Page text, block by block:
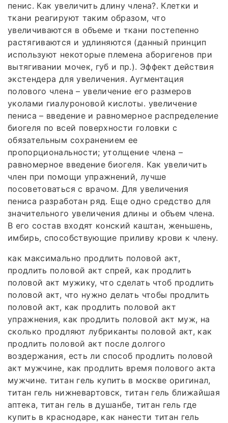
пенис. Как увеличить длину члена?. Клетки и
ткани реагируют таким образом, что
увеличиваются в объеме и ткани постепенно
растягиваются и удлиняются (данный принцип
используют некоторые племена аборигенов при
вытягивании мочек, губ и пр.). Эффект действия
экстендера для увеличения. Аугментация
полового члена – увеличение его размеров
уколами гиалуроновой кислоты. увеличение
пениса – введение и равномерное распределение
биогеля по всей поверхности головки с
обязательным сохранением ее
пропорциональности; утолщение члена –
равномерное введение биогеля. Как увеличить
член при помощи упражнений, лучше
посоветоваться с врачом. Для увеличения
пениса разработан ряд. Еще одно средство для
значительного увеличения длины и объем члена.
В его состав входят конский каштан, женьшень,
имбирь, способствующие приливу крови к члену.
как максимально продлить половой акт,
продлить половой акт спрей, как продлить
половой акт мужику, что сделать чтоб продлить
половой акт, что нужно делать чтобы продлить
половой акт, как продлить половой акт
упражнения, как продлить половой акт муж, на
сколько продляют лубриканты половой акт, как
продлить половой акт после долгого
воздержания, есть ли способ продлить половой
акт мужчине, как продлить время полового акта
мужчине. титан гель купить в москве оригинал,
титан гель нижневартовск, титан гель ближайшая
аптека, титан гель в душанбе, титан гель где
купить в краснодаре, как нанести титан гель